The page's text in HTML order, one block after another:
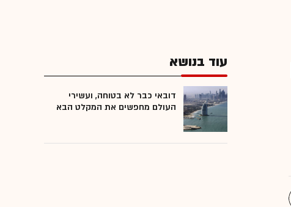
עוד בנושא
דובאי כבר לא בטוחה, ועשירי
העולם מחפשים את המקלט הבא